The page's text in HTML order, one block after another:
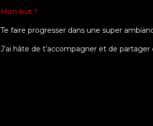
Mon but ?
Te faire progresser dans une super
J’ai hâte de t’accompagner et de